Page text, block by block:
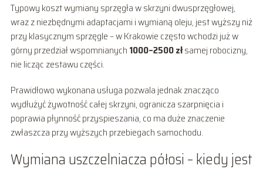
Typowy koszt wymiany sprzęgła w skrzyni dwusprzęgłowej,
wraz z niezbędnymi adaptacjami i wymianą oleju, jest wyższy niż
przy klasycznym sprzęgle – w Krakowie często wchodzi już w
górny przedział wspomnianych 1000–2500 złsamej robocizny,
nie licząc zestawu części.
Prawidłowo wykonana usługa pozwala jednak znacząco
wydłużyć żywotność całej skrzyni, ogranicza szarpnięcia i
poprawia płynność przyspieszania, co ma duże znaczenie
zwłaszcza przy wyższych przebiegach samochodu.
Wymiana uszczelniacza półosi – kiedy jest